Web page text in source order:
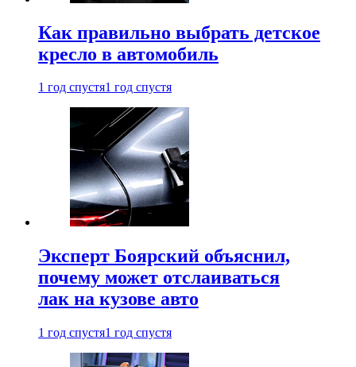
Как правильно выбрать детское
кресло в автомобиль
1 год спустя1 год спустя
Эксперт Боярский объяснил,
почему может отслаиваться
лак на кузове авто
1 год спустя1 год спустя